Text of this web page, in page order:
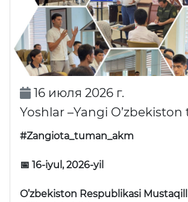
16 июля 2026 г.
Yoshlar –Yangi
#Zangiota_tuman_akm
📅 16-iyul, 2026-yil
O’zbekiston Respublikasi